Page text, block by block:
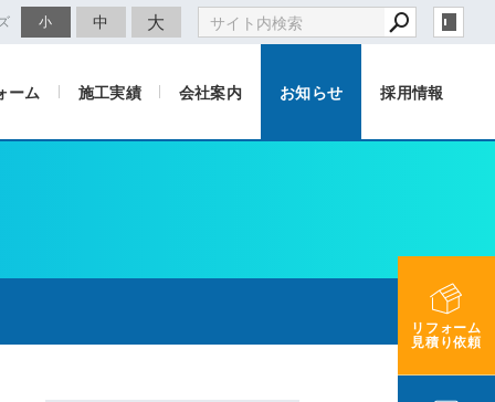
小 中 大
ーム 施工実績 会社案内 お知らせ 採用情報
リフォーム
見積り依頼